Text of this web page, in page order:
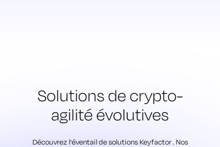
Solutions de crypto-
agilité évolutives
Découvrez l'éventail de solutions Keyfactor . Nos